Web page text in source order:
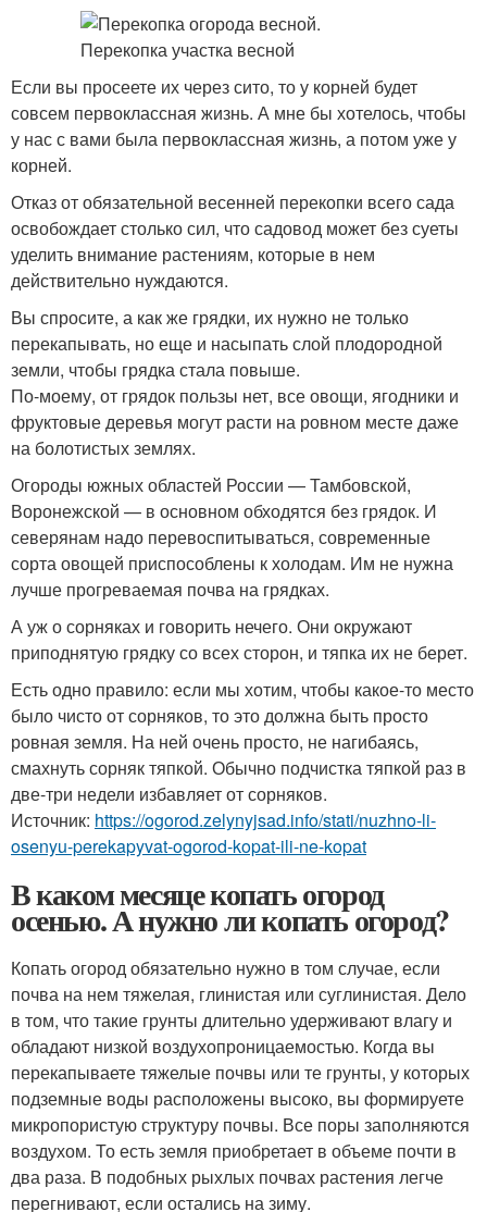
Если вы просеете их через сито, то у корней будет
совсем первоклассная жизнь. А мне бы хотелось, чтобы
у нас с вами была первоклассная жизнь, а потом уже у
корней.
Отказ от обязательной весенней перекопки всего сада
освобождает столько сил, что садовод может без суеты
уделить внимание растениям, которые в нем
действительно нуждаются.
Вы спросите, а как же грядки, их нужно не только
перекапывать, но еще и насыпать слой плодородной
земли, чтобы грядка стала повыше.
По-моему, от грядок пользы нет, все овощи, ягодники и
фруктовые деревья могут расти на ровном месте даже
на болотистых землях.
Огороды южных областей России — Тамбовской,
Воронежской — в основном обходятся без грядок. И
северянам надо перевоспитываться, современные
сорта овощей приспособлены к холодам. Им не нужна
лучше прогреваемая почва на грядках.
А уж о сорняках и говорить нечего. Они окружают
приподнятую грядку со всех сторон, и тяпка их не берет.
Есть одно правило: если мы хотим, чтобы какое-то место
было чисто от сорняков, то это должна быть просто
ровная земля. На ней очень просто, не нагибаясь,
смахнуть сорняк тяпкой. Обычно подчистка тяпкой раз в
две-три недели избавляет от сорняков.
Источник: https://ogorod.zelynyjsad.info/stati/nuzhno-li-
osenyu-perekapyvat-ogorod-kopat-ili-ne-kopat
В каком месяце копать огород
осенью. А нужно ли копать огород?
Копать огород обязательно нужно в том случае, если
почва на нем тяжелая, глинистая или суглинистая. Дело
в том, что такие грунты длительно удерживают влагу и
обладают низкой воздухопроницаемостью. Когда вы
перекапываете тяжелые почвы или те грунты, у которых
подземные воды расположены высоко, вы формируете
микропористую структуру почвы. Все поры заполняются
воздухом. То есть земля приобретает в объеме почти в
два раза. В подобных рыхлых почвах растения легче
перегнивают, если остались на зиму.